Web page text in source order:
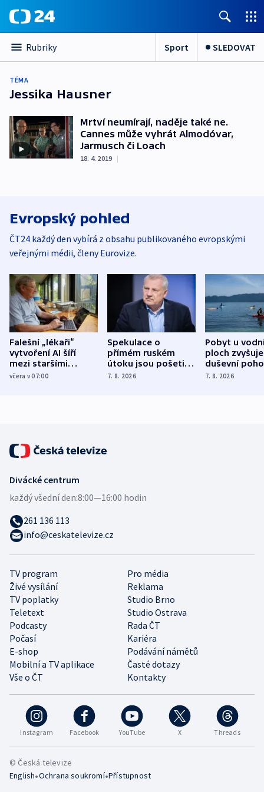
Rubriky Sport SLEDOVAT
TÉMA
Jessika Hausner
Mrtví neumírají, naděje také ne.
Cannes může vyhrát Almodóvar,
Jarmusch či Loach
18. 4. 2019 |
Evropský pohled
ČT24 každý den vybírá z obsahu publikovaného evropskými
veřejnými médii, členy Eurovize.
Falešní „lékaři“
vytvoření AI šíří
mezi staršími
Poláky nebezpečné
včera v 07:00
Spekulace o
přímém ruském
útoku jsou pošetilé,
míní estonský
7. 8. 2026
Pobyt u
ploch zvyšuje
duševní
ukázala
7. 8. 2026
Instagram Facebook YouTube X Threads
TV program
Pro média
Živé vysílání
Reklama
TV poplatky
Studio Brno
Teletext
Studio Ostrava
Podcasty
Rada ČT
Počasí
Kariéra
E-shop
Podávání námětů
Mobilní a TV aplikace
Časté dotazy
Vše o ČT
Kontakty
Divácké centrum
každý všední den:8:00—16:00 hodin
261 136 113
info@ceskatelevize.cz
© Česká televize
English•Ochrana soukromí•Přístupnost